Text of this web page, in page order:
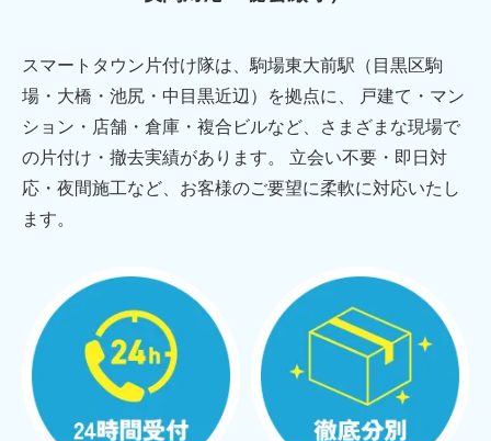
スマートタウン片付け隊は、駒場東大前駅（目黒区駒
場・大橋・池尻・中目黒近辺）を拠点に、 戸建て・マン
ション・店舗・倉庫・複合ビルなど、さまざまな現場で
の片付け・撤去実績があります。 立会い不要・即日対
応・夜間施工など、お客様のご要望に柔軟に対応いたし
ます。